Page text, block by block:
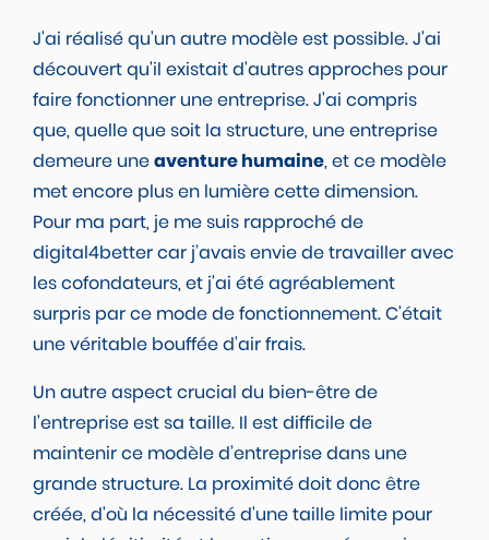
J'ai réalisé qu'un autre modèle est possible. J'ai
découvert qu'il existait d'autres approches pour
faire fonctionner une entreprise. J'ai compris
que, quelle que soit la structure, une entreprise
demeure uneaventure humaine, et ce modèle
met encore plus en lumière cette dimension.
Pour ma part, je me suis rapproché de
digital4better car j’avais envie de travailler avec
les cofondateurs, et j'ai été agréablement
surpris par ce mode de fonctionnement. C'était
une véritable bouffée d'air frais.
Un autre aspect crucial du bien-être de
l'entreprise est sa taille. Il est difficile de
maintenir ce modèle d’entreprise dans une
grande structure. La proximité doit donc être
créée, d'où la nécessité d'une taille limite pour